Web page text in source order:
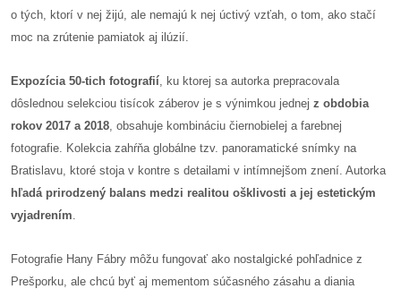
o tých, ktorí v nej žijú, ale nemajú k nej úctivý vzťah, o tom, ako stačí
moc na zrútenie pamiatok aj ilúzií.
Expozícia 50-tich fotografií , ku ktorej sa autorka prepracovala
dôslednou selekciou tisícok záberov je s výnimkou jednej z obdobia
rokov 2017 a 2018 , obsahuje kombináciu čiernobielej a farebnej
fotografie. Kolekcia zahŕňa globálne tzv. panoramatické snímky na
Bratislavu, ktoré stoja v kontre s detailami v intímnejšom znení. Autorka
hľadá prirodzený balans medzi realitou ošklivosti a jej estetickým
vyjadrením
Fotografie Hany Fábry môžu fungovať ako nostalgické pohľadnice z
Prešporku, ale chcú byť aj mementom súčasného zásahu a diania